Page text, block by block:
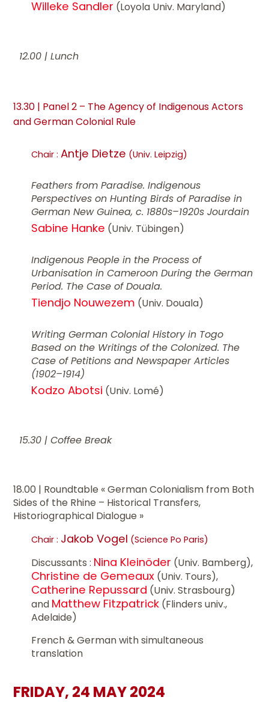
Willeke Sandler (Loyola Univ. Maryland)
12.00 | Lunch
13.30 | Panel 2 – The Agency of Indigenous Actors
and German Colonial Rule
Chair :Antje Dietze (Univ. Leipzig)
Feathers from Paradise. Indigenous
Perspectives on Hunting Birds of Paradise in
German New Guinea, c. 1880s–1920s Jourdain
Sabine Hanke (Univ. Tübingen)
Indigenous People in the Process of
Urbanisation in Cameroon During the German
Period. The Case of Douala.
Tiendjo Nouwezem (Univ. Douala)
Writing German Colonial History in Togo
Based on the Writings of the Colonized. The
Case of Petitions and Newspaper Articles
(1902–1914)
Kodzo Abotsi (Univ. Lomé)
15.30 | Coffee Break
18.00 | Roundtable « German Colonialism from Both
Sides of the Rhine – Historical Transfers,
Historiographical Dialogue »
Chair : Jakob Vogel (Science Po Paris)
Discussants : Nina Kleinöder (Univ. Bamberg),
Christine de Gemeaux (Univ. Tours),
Catherine Repussard (Univ. Strasbourg)
and Matthew Fitzpatrick (Flinders univ.,
Adelaide)
French & German with simultaneous
translation
FRIDAY, 24 MAY 2024